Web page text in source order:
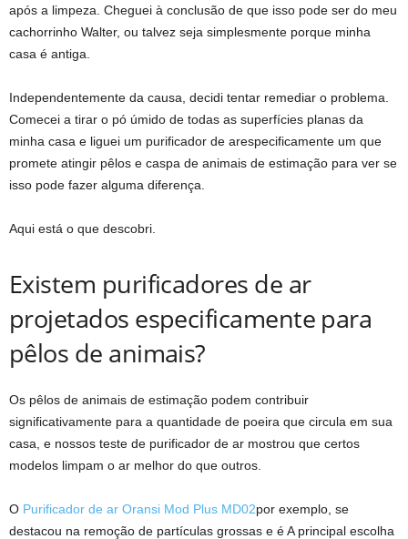
após a limpeza. Cheguei à conclusão de que isso pode ser do meu
cachorrinho Walter, ou talvez seja simplesmente porque minha
casa é antiga.
Independentemente da causa, decidi tentar remediar o problema.
Comecei a tirar o pó úmido de todas as superfícies planas da
minha casa e liguei um purificador de arespecificamente um que
promete atingir pêlos e caspa de animais de estimação para ver se
isso pode fazer alguma diferença.
Aqui está o que descobri.
Existem purificadores de ar
projetados especificamente para
pêlos de animais?
Os pêlos de animais de estimação podem contribuir
significativamente para a quantidade de poeira que circula em sua
casa, e nossos teste de purificador de ar mostrou que certos
modelos limpam o ar melhor do que outros.
O Purificador de ar Oransi Mod Plus MD02por exemplo, se
destacou na remoção de partículas grossas e éA principal escolha